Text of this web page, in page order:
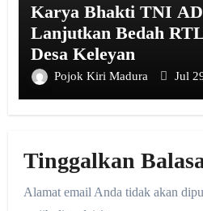
Karya Bhakti TNI
Lanjutkan Bedah
Desa Keleyan
Pojok Kiri Madura Jul
Tinggalkan
Alamat email Anda tidak akan